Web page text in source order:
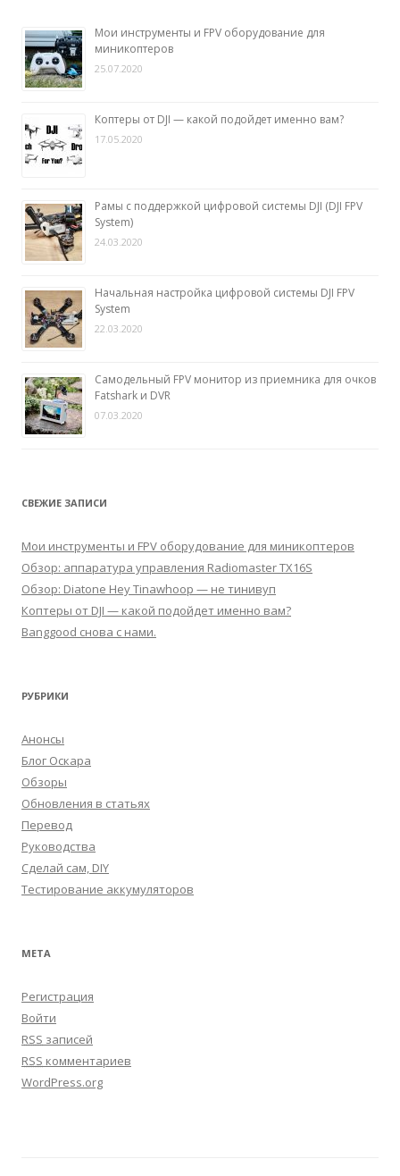
Мои инструменты и FPV оборудование для
миникоптеров
25.07.2020
Коптеры от DJI — какой подойдет именно вам?
17.05.2020
Рамы с поддержкой цифровой системы DJI (DJI FPV
System)
24.03.2020
Начальная настройка цифровой системы DJI FPV
System
22.03.2020
Самодельный FPV монитор из приемника для очков
Fatshark и DVR
07.03.2020
СВЕЖИЕ ЗАПИСИ
Мои инструменты и FPV оборудование для миникоптеров
Обзор: аппаратура управления Radiomaster TX16S
Обзор: Diatone Hey Tinawhoop — не тинивуп
Коптеры от DJI — какой подойдет именно вам?
Banggood снова с нами.
РУБРИКИ
Анонсы
Блог Оскара
Обзоры
Обновления в статьях
Перевод
Руководства
Сделай сам, DIY
Тестирование аккумуляторов
МЕТА
Регистрация
Войти
RSS записей
RSS комментариев
WordPress.org